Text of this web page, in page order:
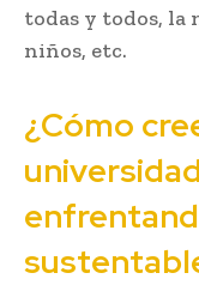
todas y todos, la
niños, etc.
¿Cómo